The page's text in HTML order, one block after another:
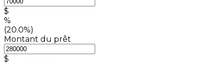
$
%
(20.0%)
Montant du prêt
$